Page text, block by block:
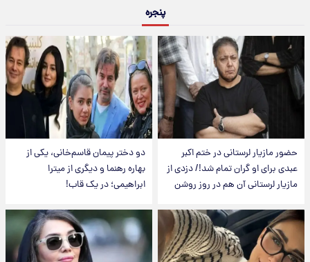
پنجره
حضور مازیار لرستانی در ختم اکبر
عبدی برای او گران تمام شد!/ دزدی از
مازیار لرستانی آن هم در روز روشن
دو دختر پیمان قاسم‌خانی، یکی از
بهاره رهنما و دیگری از میترا
ابراهیمی؛ در یک قاب!